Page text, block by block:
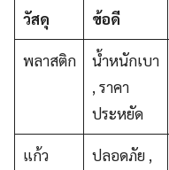
วัสดุ ข้อดี
พลาสติก
น้ำหนักเบา
, ราคา
ประหยัด
แก้ว
ปลอดภัย ,